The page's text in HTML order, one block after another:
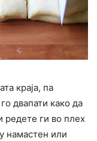
краја, па
двапати како да
редете ги во плех
намастен или